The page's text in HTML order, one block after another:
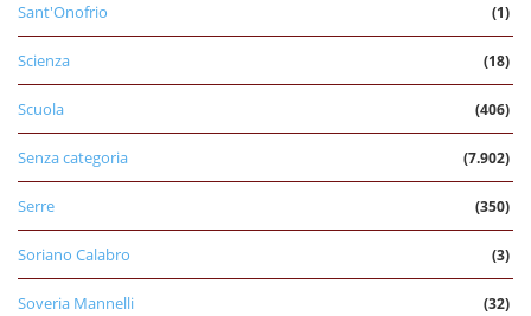
Sant'Onofrio (1)
Scienza (18)
Scuola (406)
Senza categoria (7.902)
Serre (350)
Soriano Calabro (3)
Soveria Mannelli (32)